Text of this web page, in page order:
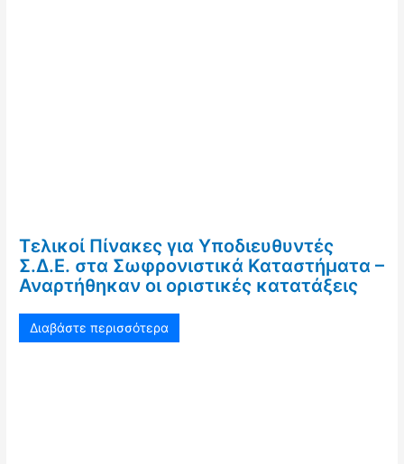
Τελικοί Πίνακες για Υποδιευθυντές
Σ.Δ.Ε. στα Σωφρονιστικά Καταστήματα –
Αναρτήθηκαν οι οριστικές κατατάξεις
Διαβάστε περισσότερα